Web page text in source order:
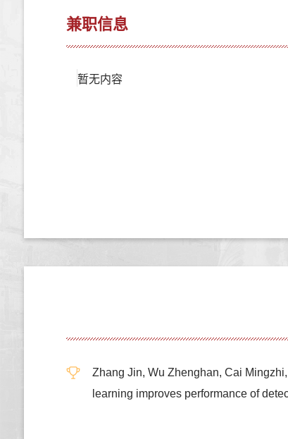
兼职信息
暂无内容
Zhang Jin, Wu Zhenghan, Cai
learning improves performance of